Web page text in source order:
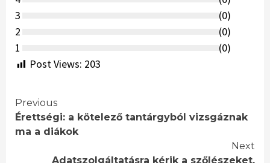
3
(0)
2
(0)
1
(0)
Post Views: 203
Continue
Reading
Previous
Érettségi: a kötelező tantárgyból vizsgáznak
ma a diákok
Next
Adatszolgáltatásra kérik a szőlészeket,